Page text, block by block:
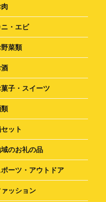
ニ・エビ
野菜類
菓子・スイーツ
ット
のお礼の品
ポーツ・アウトドア
ァッション